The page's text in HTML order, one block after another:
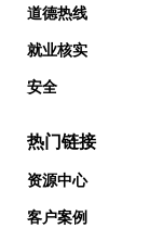
道德热线
就业核实
安全
热门链接
资源中心
客户案例